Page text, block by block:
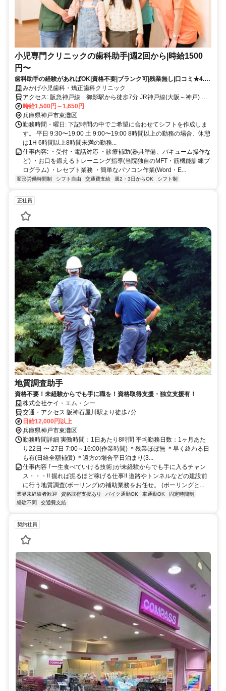
小児専門クリニックの歯科助手|週2回から|時給1500
円〜
歯科助手の経験があればOK|資格不要|ブランク可|残業無し|口コミ★4.8
の小児歯科|子ども好き歓迎|
みかげ小児歯科・矯正歯科クリニック
アクセス: 阪急神戸線 御影駅から徒歩7分 JR神戸線(大阪～神戸) 住
吉駅から徒歩で7分 阪神本線 御影駅から徒歩で7分
時給1,500円～1,650円
兵庫県神戸市東灘区
勤務時間・曜日: 下記時間の中でご希望に合わせてシフトを作成しま
す。 平日 9:30〜19:00 土 9:00〜19:00 8時間以上の勤務の場合、休憩
は1H 6時間以上8時間未満の勤務...
仕事内容: ・受付・電話対応 ・診療補助(器具準備、バキューム操作な
ど) ・お口を鍛えるトレーニング指導(当院独自のMFT・筋機能訓練プ
ログラム) ・レセプト業務 ・簡単なパソコン作業(Word・E...
変形労働時間制 シフト自由 交通費支給 週2・3日からOK シフト制
正社員
地質調査助手
資格不要！未経験からでも手に職を！資格取得支援・独立支援有！
株式会社ケイ・エム・シー
交通・アクセス 阪神石屋川駅より徒歩7分
日給12,000円以上
兵庫県神戸市東灘区
勤務時間詳細 実働時間：1日あたり8時間 平均勤務日数：1ヶ月あた
り22日 〜 27日 7:00～16:00(作業時間) ＊残業ほぼ無 ＊早く終わる日
も有(日給全額補償) ＊遠方の場合平日泊まり(3...
仕事内容 ｢一生食べていける技術｣が未経験からでも手に入るチャン
ス・・・!! 掘れば掘るほど稼げる仕事!! 道路やトンネルなどの建設前
に行う地質調査(ボーリング)の補助業務をお任せ。 (ボーリングと...
業界未経験者歓迎 資格取得支援あり バイク通勤OK 車通勤OK
固定時間制
経験不問
交通費支給
契約社員